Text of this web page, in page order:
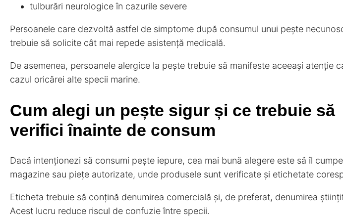
tulburări neurologice în cazurile severe
Persoanele care dezvoltă astfel de simptome după consumul unui pește
trebuie să solicite cât mai repede asistență medicală.
De asemenea, persoanele alergice la pește trebuie să manifeste aceeași atenție
cazul oricărei alte specii marine.
Cum alegi un pește sigur și ce trebuie să
verifici înainte de consum
Dacă intenționezi să consumi pește iepure, cea mai bună alegere este să îl
magazine sau piețe autorizate, unde produsele sunt verificate și etichetate
Eticheta trebuie să conțină denumirea comercială și, de preferat, denumirea
Acest lucru reduce riscul de confuzie între specii.